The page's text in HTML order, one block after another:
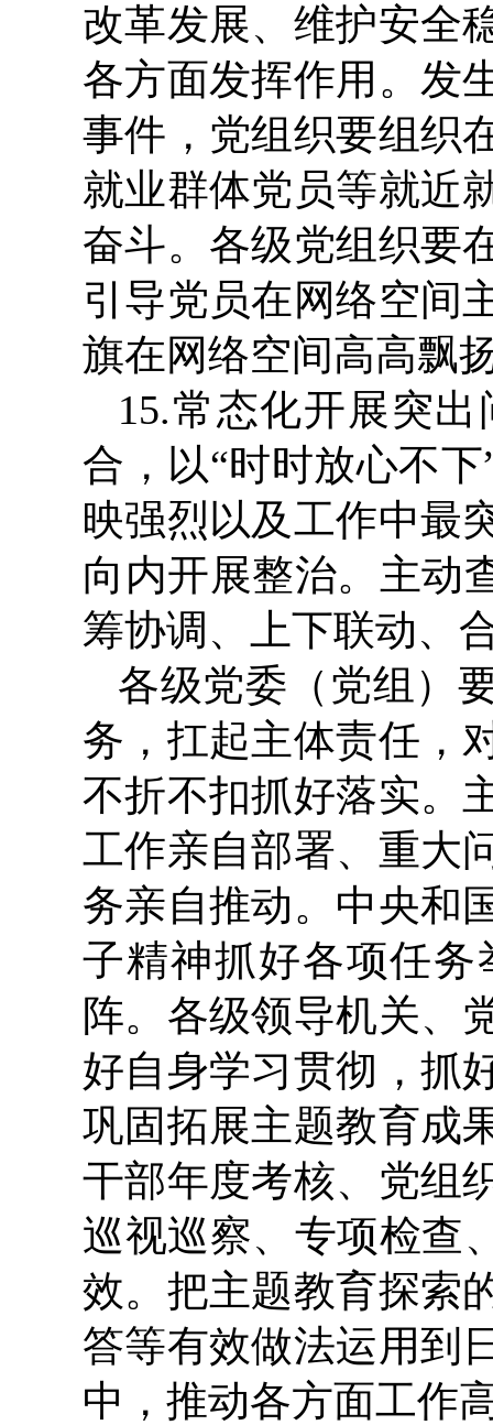
改革发展、维护安全
各方面发挥作用。发
事件，党组织要组织
就业群体党员等就近
奋斗。各级党组织要
引导党员在网络空间
旗在网络空间高高飘
15.常态化开展突
合，以“时时放心不
映强烈以及工作中最
向内开展整治。主动
筹协调、上下联动、
各级党委（党组）
务，扛起主体责任，
不折不扣抓好落实。
工作亲自部署、重大
务亲自推动。中央和
子精神抓好各项任务
阵。各级领导机关、
好自身学习贯彻，抓
巩固拓展主题教育成
干部年度考核、党组
巡视巡察、专项检查
效。把主题教育探索
答等有效做法运用到
中，推动各方面工作